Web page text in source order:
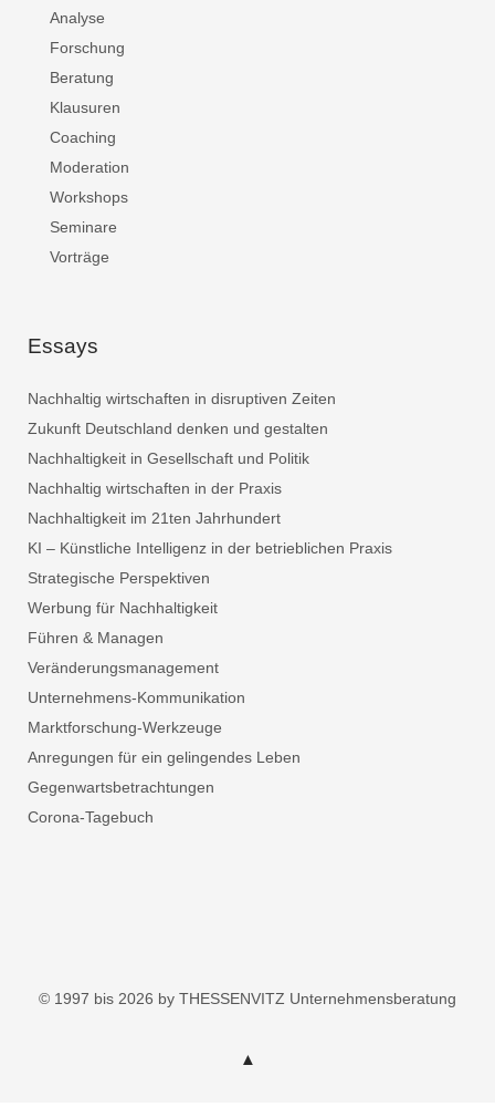
Analyse
Forschung
Beratung
Klausuren
Coaching
Moderation
Workshops
Seminare
Vorträge
Essays
Nachhaltig wirtschaften in disruptiven Zeiten
Zukunft Deutschland denken und gestalten
Nachhaltigkeit in Gesellschaft und Politik
Nachhaltig wirtschaften in der Praxis
Nachhaltigkeit im 21ten Jahrhundert
KI – Künstliche Intelligenz in der betrieblichen Praxis
Strategische Perspektiven
Werbung für Nachhaltigkeit
Führen & Managen
Veränderungsmanagement
Unternehmens-Kommunikation
Marktforschung-Werkzeuge
Anregungen für ein gelingendes Leben
Gegenwartsbetrachtungen
Corona-Tagebuch
© 1997 bis 2026 by THESSENVITZ Unternehmensberatung